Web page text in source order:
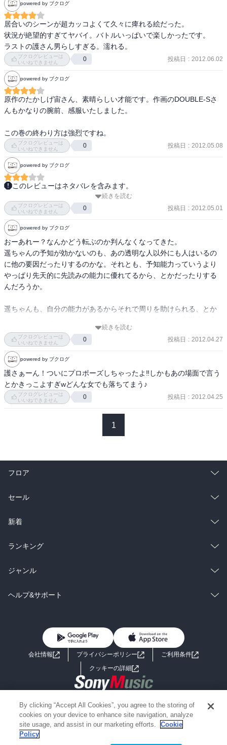
powered by ブクログ
居合いのシーンが超カッコよくて久々に痺れる絵だった。
状況が絶望的すぎてヤバイ。バトルいっぱいで楽しかったです。
ラストの護さん男らしすぎる。濡れる。
ブクログレビューは
いいねできません
0 投稿日 : 2012.06.02
powered by ブクログ
原作のたかしげ宙さん、素晴らしい才能です。作画のDOUBLE-Sさ
んもかなりの腕前、感服いたしました。
この巻の終わり方は強烈ですね。
ブクログレビューは
いいねできません
0 投稿日 : 2012.05.08
powered by ブクログ
このレビューはネタバレを含みます。
護に考えはあるのだろうがなかなか実を結ばんなあ、というか状況
を楽しんでる気がする。その上すてきな関白宣言をかましやがって
にくい。
続きを読む
ブクログレビューは
いいねできません
0 投稿日 : 2012.05.01
powered by ブクログ
おーあれー？なんかどう転ぶのか判んなくなってきた。
遥ちゃんの予知が効かないのも、あの透明な人以外にも人はいるの
に他の要因だったりするのかな。それとも、予知能力っていうより
やっぱり先天的に先読みの能力に優れてるから、とかだったりする
んだろうか。
遥ちゃんも、自分の能力があるからそれで周りを助けられる、とか
の子なんだから、しんどいよなあ。
でも今回みたいに大泣きしてたりする方が、逆に危なくない気がし
ます。状況は洒落にならないけど（これ敵側も味方に引き込まない
とムリじゃなかろうか）
よくわからんくなったでおじゃるよ！と思ってたけど、最後でな
ん……だと……？　ってなりました。
赤面遥ちゃんもかわゆかったです。あとぱんつみえちゃう！って心
続きを読む
ブクログレビューは
いいねできません
0 投稿日 : 2012.04.27
powered by ブクログ
護さぁーん！ついにプロポーズしちゃったよ‼しかもあの場面で言う
とかきっこよすぎwどんな女でも落ちてまう♪
ブクログレビューは
いいねできません
0 投稿日 : 2012.04.25
1
フロア
総合
ラノベ
雑誌・グラビア
BL・TL
セール
総合
ラノベ
雑誌・グラビア
BL・TL
新着
総合
ラノベ
雑誌・グラビア
ランキング
総合
ラノベ
ジャンル
コミック
ライトノベル 男子向けラノベ
小説
海外小説
ミステリー SF
歴史・時代小説
ヘルプ&サポート
よくあるご質問 お問い合わせ
会社情報 プライバシーポリシー
ご利用条件
クッキーの詳細
Copyright 2017 - 2026 Sony Music Entertainment(Japan) Inc.
Information on the site is for the Japan domestic market only
powered by
By clicking “Accept All Cookies”, you agree to the storing of
cookies on your device to enhance site navigation, analyze
site usage, and assist in our marketing efforts.
Cookie
Policy